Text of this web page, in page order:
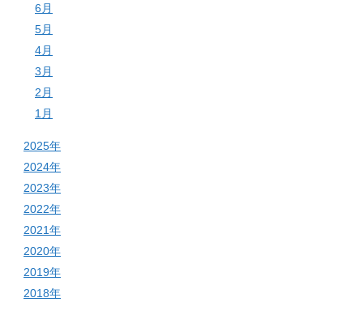
6月
5月
4月
3月
2月
1月
2025年
2024年
2023年
2022年
2021年
2020年
2019年
2018年